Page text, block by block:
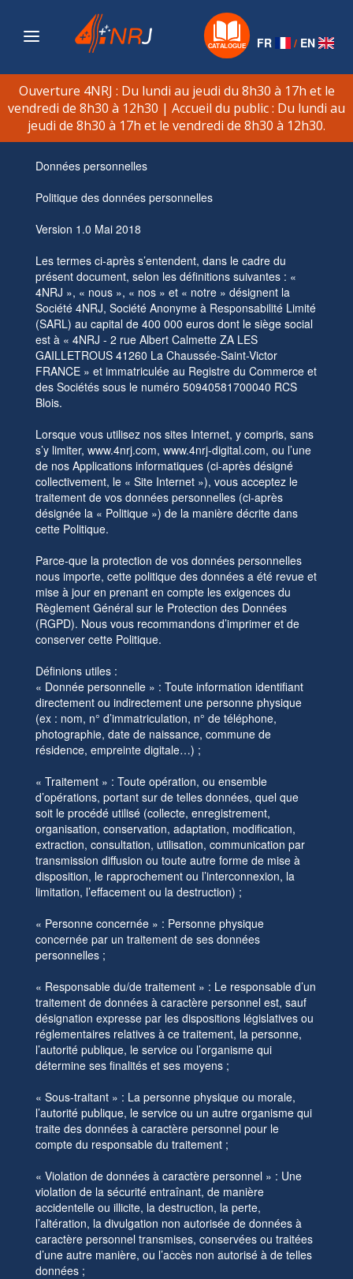
Navigation FR / EN
Ouverture 4NRJ : Du lundi au jeudi du 8h30 à 17h et le
vendredi de 8h30 à 12h30 | Accueil du public : Du lundi au
jeudi de 8h30 à 17h et le vendredi de 8h30 à 12h30.
Données personnelles
Politique des données personnelles
Version 1.0 Mai 2018
Les termes ci-après s’entendent, dans le cadre du
présent document, selon les définitions suivantes : «
4NRJ », « nous », « nos » et « notre » désignent la
Société 4NRJ, Société Anonyme à Responsabilité Limité
(SARL) au capital de 400 000 euros dont le siège social
est à « 4NRJ - 2 rue Albert Calmette ZA LES
GAILLETROUS 41260 La Chaussée-Saint-Victor
FRANCE » et immatriculée au Registre du Commerce et
des Sociétés sous le numéro 50940581700040 RCS
Blois.
Lorsque vous utilisez nos sites Internet, y compris, sans
s’y limiter, www.4nrj.com, www.4nrj-digital.com, ou l’une
de nos Applications informatiques (ci-après désigné
collectivement, le « Site Internet »), vous acceptez le
traitement de vos données personnelles (ci-après
désignée la « Politique ») de la manière décrite dans
cette Politique.
Parce-que la protection de vos données personnelles
nous importe, cette politique des données a été revue et
mise à jour en prenant en compte les exigences du
Règlement Général sur le Protection des Données
(RGPD). Nous vous recommandons d’imprimer et de
conserver cette Politique.
Définions utiles :
« Donnée personnelle » : Toute information identifiant
directement ou indirectement une personne physique
(ex : nom, n° d’immatriculation, n° de téléphone,
photographie, date de naissance, commune de
résidence, empreinte digitale…) ;
« Traitement » : Toute opération, ou ensemble
d’opérations, portant sur de telles données, quel que
soit le procédé utilisé (collecte, enregistrement,
organisation, conservation, adaptation, modification,
extraction, consultation, utilisation, communication par
transmission diffusion ou toute autre forme de mise à
disposition, le rapprochement ou l’interconnexion, la
limitation, l’effacement ou la destruction) ;
« Personne concernée » : Personne physique
concernée par un traitement de ses données
personnelles ;
« Responsable du/de traitement » : Le responsable d’un
traitement de données à caractère personnel est, sauf
désignation expresse par les dispositions législatives ou
réglementaires relatives à ce traitement, la personne,
l’autorité publique, le service ou l’organisme qui
détermine ses finalités et ses moyens ;
« Sous-traitant » : La personne physique ou morale,
l’autorité publique, le service ou un autre organisme qui
traite des données à caractère personnel pour le
compte du responsable du traitement ;
« Violation de données à caractère personnel » : Une
violation de la sécurité entraînant, de manière
accidentelle ou illicite, la destruction, la perte,
l’altération, la divulgation non autorisée de données à
caractère personnel transmises, conservées ou traitées
d’une autre manière, ou l’accès non autorisé à de telles
données ;